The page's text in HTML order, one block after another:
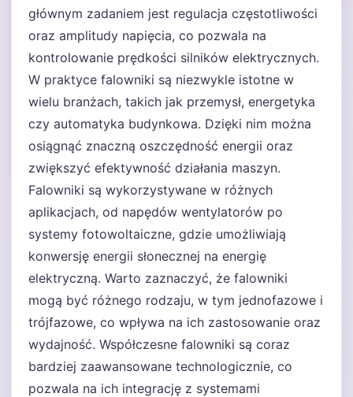
głównym zadaniem jest regulacja częstotliwości
oraz amplitudy napięcia, co pozwala na
kontrolowanie prędkości silników elektrycznych.
W praktyce falowniki są niezwykle istotne w
wielu branżach, takich jak przemysł, energetyka
czy automatyka budynkowa. Dzięki nim można
osiągnąć znaczną oszczędność energii oraz
zwiększyć efektywność działania maszyn.
Falowniki są wykorzystywane w różnych
aplikacjach, od napędów wentylatorów po
systemy fotowoltaiczne, gdzie umożliwiają
konwersję energii słonecznej na energię
elektryczną. Warto zaznaczyć, że falowniki
mogą być różnego rodzaju, w tym jednofazowe i
trójfazowe, co wpływa na ich zastosowanie oraz
wydajność. Współczesne falowniki są coraz
bardziej zaawansowane technologicznie, co
pozwala na ich integrację z systemami